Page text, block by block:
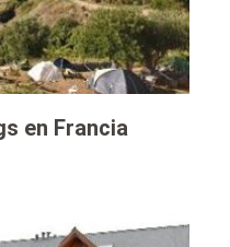
en Francia